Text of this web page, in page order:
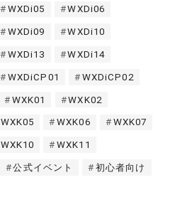
WXDi05 WXDi06
WXDi09 WXDi10
WXDi13 WXDi14
WXDiCP01 WXDiCP02
WXK01 WXK02
WXK05 WXK06 WXK07
WXK10 WXK11
公式イベント 初心者向け